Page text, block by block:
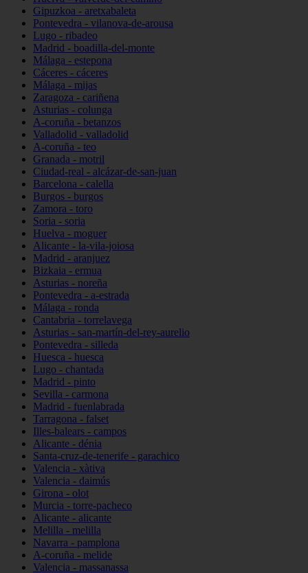
Gipuzkoa - aretxabaleta
Pontevedra - vilanova-de-arousa
Lugo - ribadeo
Madrid - boadilla-del-monte
Málaga - estepona
Cáceres - cáceres
Málaga - mijas
Zaragoza - cariñena
Asturias - colunga
A-coruña - betanzos
Valladolid - valladolid
A-coruña - teo
Granada - motril
Ciudad-real - alcázar-de-san-juan
Barcelona - calella
Burgos - burgos
Zamora - toro
Soria - soria
Huelva - moguer
Alicante - la-vila-joiosa
Madrid - aranjuez
Bizkaia - ermua
Asturias - noreña
Pontevedra - a-estrada
Málaga - ronda
Cantabria - torrelavega
Asturias - san-martín-del-rey-aurelio
Pontevedra - silleda
Huesca - huesca
Lugo - chantada
Madrid - pinto
Sevilla - carmona
Madrid - fuenlabrada
Tarragona - falset
Illes-balears - campos
Alicante - dénia
Santa-cruz-de-tenerife - garachico
Valencia - xàtiva
Valencia - daimús
Girona - olot
Murcia - torre-pacheco
Alicante - alicante
Melilla - melilla
Navarra - pamplona
A-coruña - melide
Valencia - massanassa